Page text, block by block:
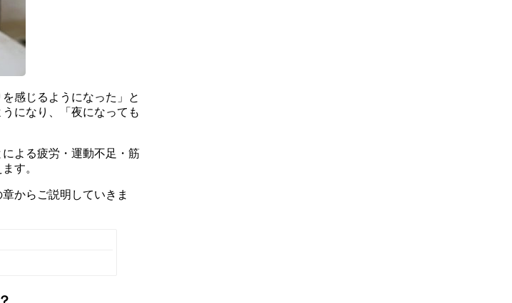
感じるようになった」と
になり、「夜になっても
よる疲労・運動不足・筋
す。
からご説明していきま